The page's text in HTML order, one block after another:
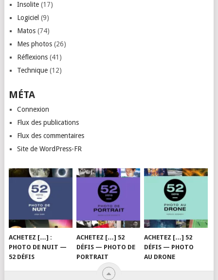
Insolite(17)
Logiciel (9)
Matos(74)
Mes photos(26)
Réflexions(41)
Technique(12)
MÉTA
Connexion
Flux des publications
Flux des commentaires
Site de WordPress-FR
ACHETEZ […] :
PHOTO DE NUIT —
52 DÉFIS
ACHETEZ […] 52
DÉFIS — PHOTO DE
PORTRAIT
ACHETEZ […] 52
DÉFIS — PHOTO
AU DRONE